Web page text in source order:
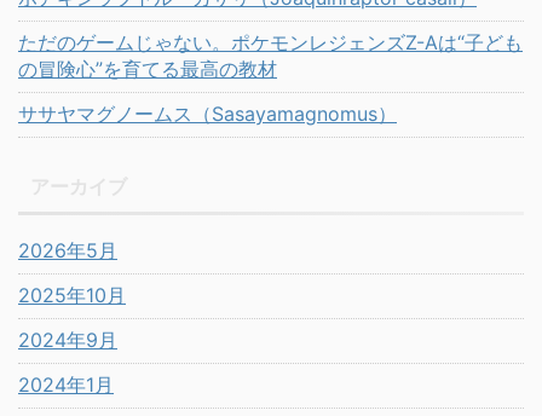
ただのゲームじゃない。ポケモンレジェンズZ-Aは“子ども
の冒険心”を育てる最高の教材
ササヤマグノームス（Sasayamagnomus）
2026年5月
2025年10月
2024年9月
2024年1月